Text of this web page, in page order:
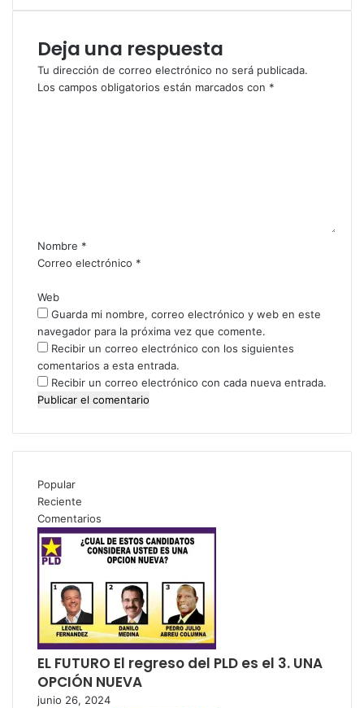
Deja una respuesta
Tu dirección de correo electrónico no será publicada.
Los campos obligatorios están marcados con *
i
o
Nombre *
Correo electrónico *
Web
Guarda mi nombre, correo electrónico y web en este
navegador para la próxima vez que comente.
Recibir un correo electrónico con los siguientes
comentarios a esta entrada.
Recibir un correo electrónico con cada nueva entrada.
Popular
Reciente
Comentarios
EL FUTURO El regreso del PLD es el 3. UNA
OPCIÓN NUEVA
junio 26, 2024